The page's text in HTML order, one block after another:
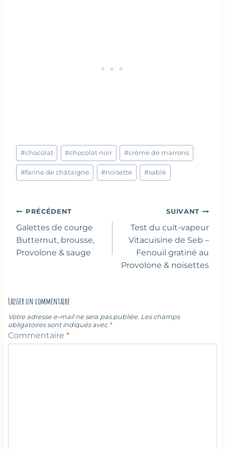
Étiquettes
de
la
#chocolat #chocolat noir #crème de marrons
#farine de châtaigne #noisette #sablé
Navigation
de
l’article
PRÉCÉDENT
Galettes de courge
Butternut, brousse,
Provolone & sauge
SUIVANT
Test du cuit-vapeur
Vitacuisine de Seb –
Fenouil gratiné au
Provolone & noisettes
Laisser un commentaire
Votre adresse e-mail ne sera pas publiée. Les champs
obligatoires sont indiqués avec *
Commentaire *